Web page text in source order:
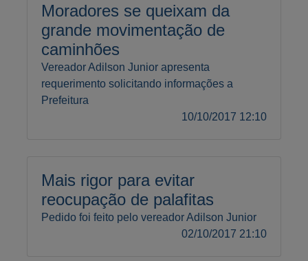
Moradores se queixam da
grande movimentação de
caminhões
Vereador Adilson Junior apresenta
requerimento solicitando informações a
Prefeitura
10/10/2017 12:10
Mais rigor para evitar
reocupação de palafitas
Pedido foi feito pelo vereador Adilson Junior
02/10/2017 21:10